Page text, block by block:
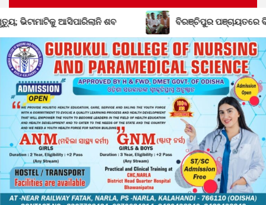
ବିରଞ୍ଚିପୁର ପଞ୍ଚାୟତରେ ବିଜେଡିର ଶକ୍ତି ବୃଦ୍ଧି; ବିଜେପି ଛାଡ଼ିଲେ